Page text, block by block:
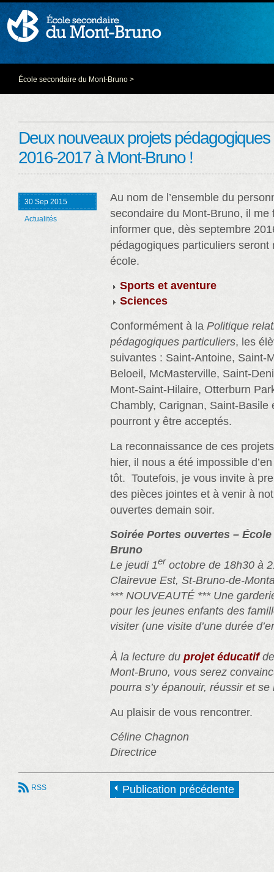
École secondaire du Mont-Bruno >
Deux nouveaux projets pédagogiques
2016-2017 à Mont-Bruno !
30 Sep 2015
Actualités
Au nom de l’ensemble du
secondaire du Mont-Bruno, il me
informer que, dès septembre
pédagogiques particuliers seront
école.
Sports et aventure
Sciences
Conformément à la Politique
pédagogiques particuliers, les
suivantes : Saint-Antoine, Saint-
Beloeil, McMasterville, Saint-
Mont-Saint-Hilaire, Otterburn
Chambly, Carignan, Saint-Basile
pourront y être acceptés.
La reconnaissance de ces
hier, il nous a été impossible
tôt. Toutefois, je vous invite à
des pièces jointes et à venir à
ouvertes demain soir.
Soirée Portes ouvertes –
Bruno
Le jeudi 1er octobre de 18h30 à
Clairevue Est, St-Bruno-de-
*** NOUVEAUTÉ *** Une
pour les jeunes enfants des
visiter (une visite d’une durée
À la lecture du projet éducatif
Mont-Bruno, vous serez
pourra s’y épanouir, réussir et se
Au plaisir de vous rencontrer.
Céline Chagnon
Directrice
RSS Publication précédente